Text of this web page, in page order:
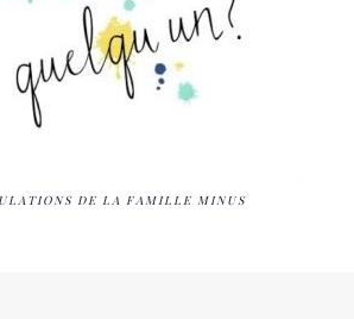
DE LA FAMILLE MINUS